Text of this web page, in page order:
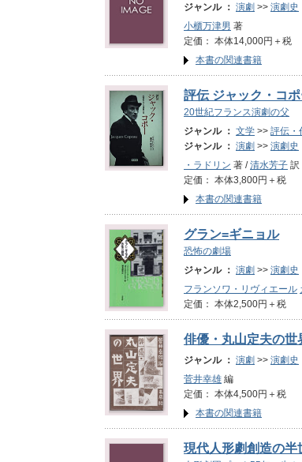
ジャンル ： 演劇 >> 演劇史
小櫃万津男 著
定価： 本体14,000円＋
本書の関連書籍
評伝 ジャック・コ
20世紀フランス演劇の父
ジャンル ： 文学 >> 評伝・
ジャンル ： 演劇 >> 演劇史
・ラドリン 著 /清水芳子 訳
定価： 本体3,800円＋
本書の関連書籍
グラン=ギニョル
恐怖の劇場
ジャンル ： 演劇 >> 演劇史
フランソワ・リヴィエール
定価： 本体2,500円＋
俳優・丸山定夫の世
ジャンル ： 演劇 >> 演劇史
菅井幸雄 編
定価： 本体4,500円＋
本書の関連書籍
現代人形劇創造の半